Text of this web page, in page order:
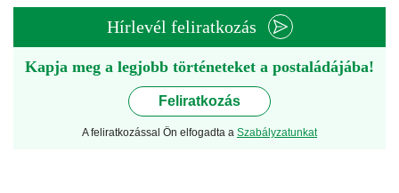
Hírlevél feliratkozás
Kapja meg a legjobb történeteket a postaládájába!
Feliratkozás
A feliratkozással Ön elfogadta a Szabályzatunkat